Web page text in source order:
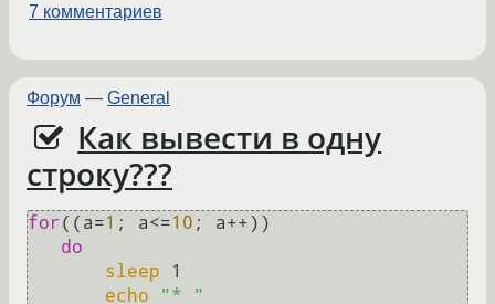
7 комментариев
Форум — General
Как вывести в одну
строку???
for ((a=1 ; a<=10 ; a++))
do
sleep 1
echo
"* "